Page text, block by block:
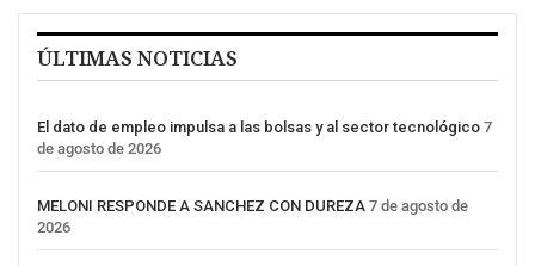
ÚLTIMAS NOTICIAS
El dato de empleo impulsa a las bolsas y al sector tecnológico 7
de agosto de 2026
MELONI RESPONDE A SANCHEZ CON DUREZA 7 de agosto de
2026